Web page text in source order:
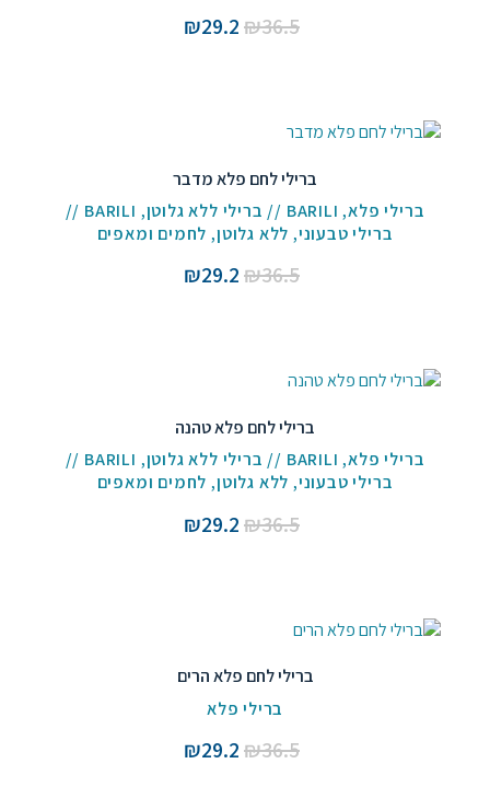
₪36.5
המחיר
₪29.2
ברילי לחם פלא מדבר
ברילי פלא, BARILI // ברילי ללא גלוטן ,
BARILI //
ברילי טבעוני, ללא גלוטן, לחמים ומאפים
₪36.5
המחיר
₪29.2
ברילי לחם פלא טהנה
ברילי פלא, BARILI // ברילי ללא גלוטן ,
BARILI //
ברילי טבעוני, ללא גלוטן, לחמים ומאפים
₪36.5
המחיר
₪29.2
ברילי לחם פלא הרים
ברילי פלא
₪36.5
המחיר
₪29.2